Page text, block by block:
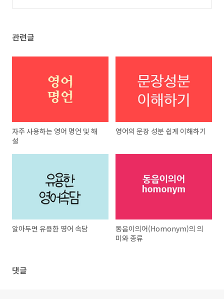
관련글
자주 사용하는 영어 명언 및 해
설
영어의 문장 성분 쉽게 이해하기
알아두면 유용한 영어 속담
동음이의어(Homonym)의 의
미와 종류
댓글